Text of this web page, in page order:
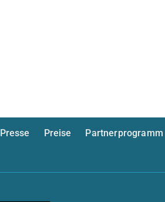
Presse Preise
Partnerprogramm